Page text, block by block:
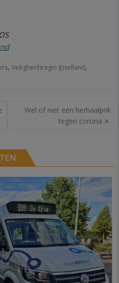
,Veiligheidsregio IJsselland,
Wel of niet een herhaalprik
tegen corona